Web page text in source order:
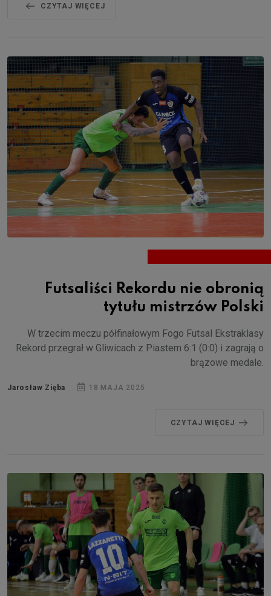
CZYTAJ WIĘCEJ
Futsaliści Rekordu nie obronią
tytułu mistrzów Polski
W trzecim meczu półfinałowym Fogo Futsal Ekstraklasy
Rekord przegrał w Gliwicach z Piastem 6:1 (0:0) i zagrają o
brązowe medale.
Jarosław Zięba 18 MAJA 2025
CZYTAJ WIĘCEJ